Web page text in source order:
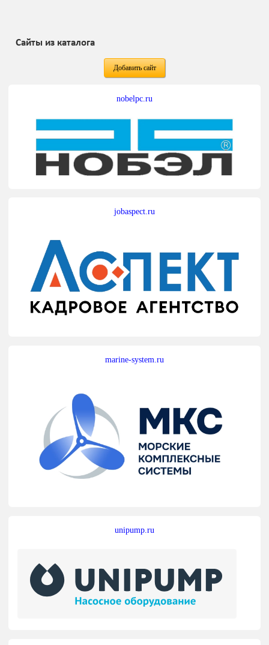
Сайты из каталога
Добавить сайт
nobelpc.ru
jobaspect.ru
marine-system.ru
unipump.ru